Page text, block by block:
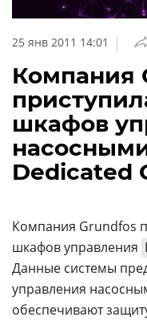
обзоры
кабинет
О
проекте
CNews
Аналитика
Техника
ТВ
25 янв 2011 14:01 |
Компания
шкафов
Dedicated
Компания Grundfos
шкафов управления
Данные системы
управления
обеспечивают